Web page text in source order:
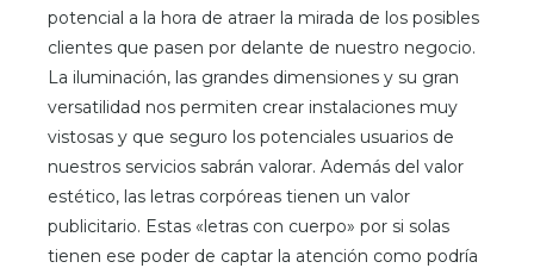
potencial a la hora de atraer la mirada de los posibles
clientes que pasen por delante de nuestro negocio.
La iluminación, las grandes dimensiones y su gran
versatilidad nos permiten crear instalaciones muy
vistosas y que seguro los potenciales usuarios de
nuestros servicios sabrán valorar. Además del valor
estético, las letras corpóreas tienen un valor
publicitario. Estas «letras con cuerpo» por si solas
tienen ese poder de captar la atención como podría